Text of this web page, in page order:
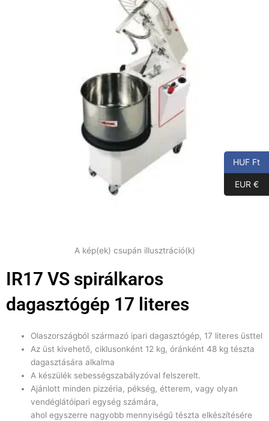
A kép(ek) csupán illusztráció(k)
IR17 VS spirálkaros
dagasztógép 17 literes
Olaszországból származó ipari dagasztógép, 17 literes üsttel
Az üst kivehető, ciklusonként 12 kg, óránként 48 kg tészta
dagasztására alkalma
A készülék sebességszabályzóval felszerelt.
Ajánlott minden pizzéria, pékség, étterem, vagy olyan
vendéglátóipari egység számára,
ahol egyszerre nagyobb mennyiségű tészta elkészítésére
HUF Ft
EUR €